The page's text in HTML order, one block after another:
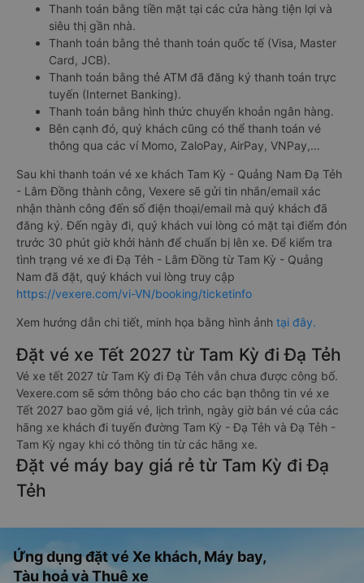
Thanh toán bằng tiền mặt tại các cửa hàng tiện lợi và
siêu thị gần nhà.
Thanh toán bằng thẻ thanh toán quốc tế (Visa, Master
Card, JCB).
Thanh toán bằng thẻ ATM đã đăng ký thanh toán trực
tuyến (Internet Banking).
Thanh toán bằng hình thức chuyển khoản ngân hàng.
Bên cạnh đó, quý khách cũng có thể thanh toán vé
thông qua các ví Momo, ZaloPay, AirPay, VNPay,…
Sau khi thanh toán vé xe khách Tam Kỳ - Quảng Nam Đạ Tẻh
- Lâm Đồng thành công, Vexere sẽ gửi tin nhắn/email xác
nhận thành công đến số điện thoại/email mà quý khách đã
đăng ký. Đến ngày đi, quý khách vui lòng có mặt tại điểm đón
trước 30 phút giờ khởi hành để chuẩn bị lên xe. Để kiểm tra
tình trạng vé xe đi Đạ Tẻh - Lâm Đồng từ Tam Kỳ - Quảng
Nam đã đặt, quý khách vui lòng truy cập
https://vexere.com/vi-VN/booking/ticketinfo
Xem hướng dẫn chi tiết, minh họa bằng hình ảnh tại đây.
Đặt vé xe Tết 2027 từ Tam Kỳ đi Đạ Tẻh
Vé xe tết 2027 từ Tam Kỳ đi Đạ Tẻh vẫn chưa được công bố.
Vexere.com sẽ sớm thông báo cho các bạn thông tin vé xe
Tết 2027 bao gồm giá vé, lịch trình, ngày giờ bán vé của các
hãng xe khách đi tuyến đường Tam Kỳ - Đạ Tẻh và Đạ Tẻh -
Tam Kỳ ngay khi có thông tin từ các hãng xe.
Đặt vé máy bay giá rẻ từ Tam Kỳ đi Đạ
Tẻh
Ứng dụng đặt vé Xe khách, Máy bay,
Tàu hoả và Thuê xe